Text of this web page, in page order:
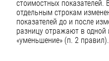
стоимостных показателей.
отдельным строкам
показателей до и после
разницу отражают в одной
«уменьшение» (п. 2 правил).